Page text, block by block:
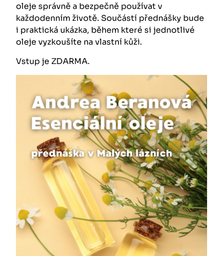
oleje správně a bezpečně používat v
každodenním životě. Součástí přednášky bude
i praktická ukázka, během které si jednotlivé
oleje vyzkoušíte na vlastní kůži.
Vstup je ZDARMA.